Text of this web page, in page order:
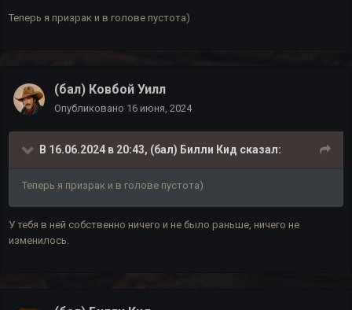
Теперь я призрак и в голове пустота)
(бал) Ковбой Уилл
Опубликовано 16 июня, 2024
В 16.06.2024 в 20:43, (бал) Билли Кид сказал:
Теперь я призрак и в голове пустота)
У тебя в ней собственно ничего и не было раньше, ничего не
изменилось.